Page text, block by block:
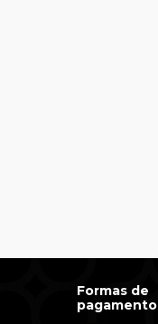
Formas de
pagamento